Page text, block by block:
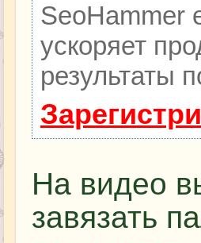
SeoHammer
ускоряет
результаты
На видео
завязать